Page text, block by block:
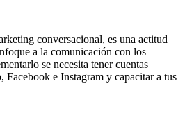
conversacional, es una actitud
a la comunicación con los
se necesita tener cuentas
Facebook e Instagram y capacitar a tus